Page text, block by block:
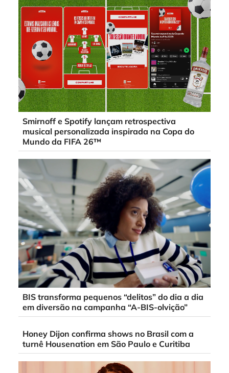
Smirnoff e Spotify lançam retrospectiva
musical personalizada inspirada na Copa do
Mundo da FIFA 26™
BIS transforma pequenos “delitos” do dia a dia
em diversão na campanha “A-BIS-olvição”
Honey Dijon confirma shows no Brasil com a
turnê Housenation em São Paulo e Curitiba